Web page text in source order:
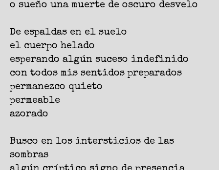
o sueño una muerte de oscuro desvelo
De espaldas en el suelo
el cuerpo helado
esperando algún suceso indefinido
con todos mis sentidos preparados
permanezco quieto
permeable
azorado
Busco en los intersticios de las
sombras